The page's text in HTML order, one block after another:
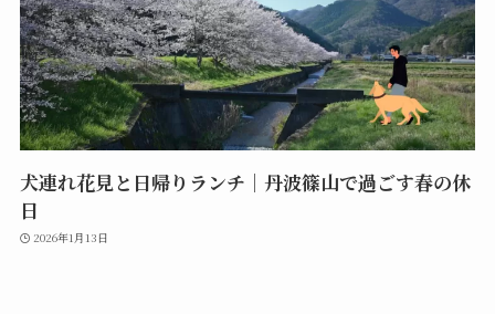
犬連れ花見と日帰りランチ｜丹波篠山で過ごす春の休
日
2026年1月13日